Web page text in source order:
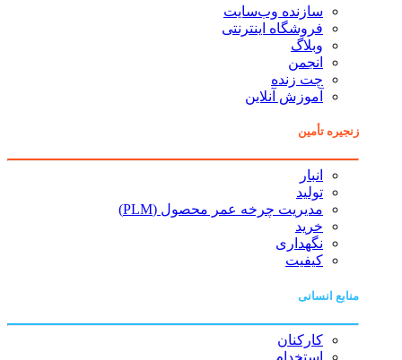
سازنده وب‌سایت
فروشگاه اینترنتی
وبلاگ
انجمن
چت زنده
آموزش آنلاین
زنجیره تأمین
انبار
تولید
مدیریت چرخه عمر محصول (PLM)
خرید
نگهداری
کیفیت
منابع انسانی
کارکنان
استخدام